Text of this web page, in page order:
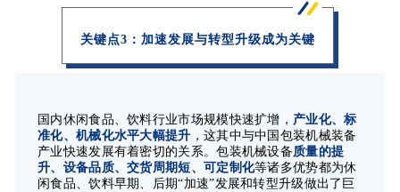
关键点3：加速发展与转型升级成为关键
国内休闲食品、饮料行业市场规模快速扩增， 产业化、标
准化、机械化水平大幅提升 ，这其中与中国包装机械装备
产业快速发展有着密切的关系。包装机械设备质量的提
升、设备品质、交货周期短、可定制化等诸多优势都为休
闲食品、饮料早期、后期“加速”发展和转型升级做出了巨